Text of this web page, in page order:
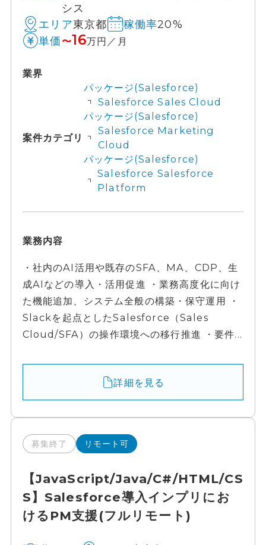
シス
エリア東京都 稼働率20%
単価 〜16万円／月
業界
案件カテゴリ
パッケージ(Salesforce)
Salesforce Sales Cloud
パッケージ(Salesforce)
Salesforce Marketing
Cloud
パッケージ(Salesforce)
Salesforce Salesforce
Platform
業務内容
・社内のAI活用や既存のSFA、MA、CDP、生
成AIなどの導入・活用促進 ・業務高度化に向け
た機能追加、システム全般の構築・保守運用 ・
Slackを起点としたSalesforce（Sales
Cloud/SFA）の操作環境への移行推進 ・要件...
詳細を見る
募集終了 リモート可
【JavaScript/Java/C#/HTML/CS
S】Salesforce導入インプリにお
けるPM支援(フルリモート)